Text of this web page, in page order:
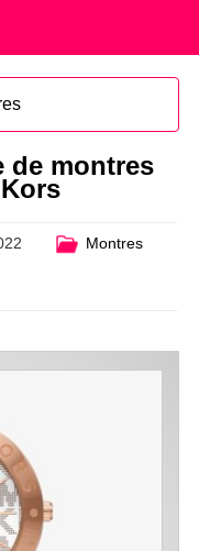
de montres
Montres